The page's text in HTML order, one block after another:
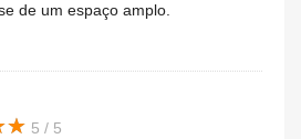
de um espaço amplo.
★
★ 5 / 5